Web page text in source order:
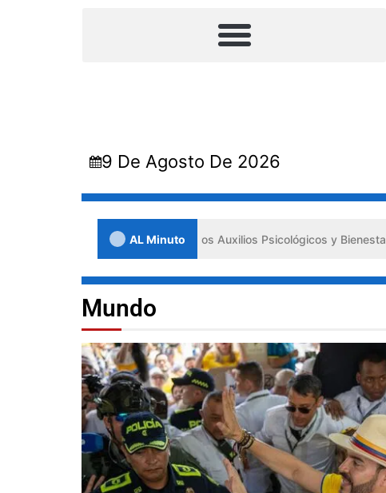
9 De Agosto De 2026
AL Minuto
los «Primeros Auxilios Psicológicos y Bienestar Emocional»
Mundo